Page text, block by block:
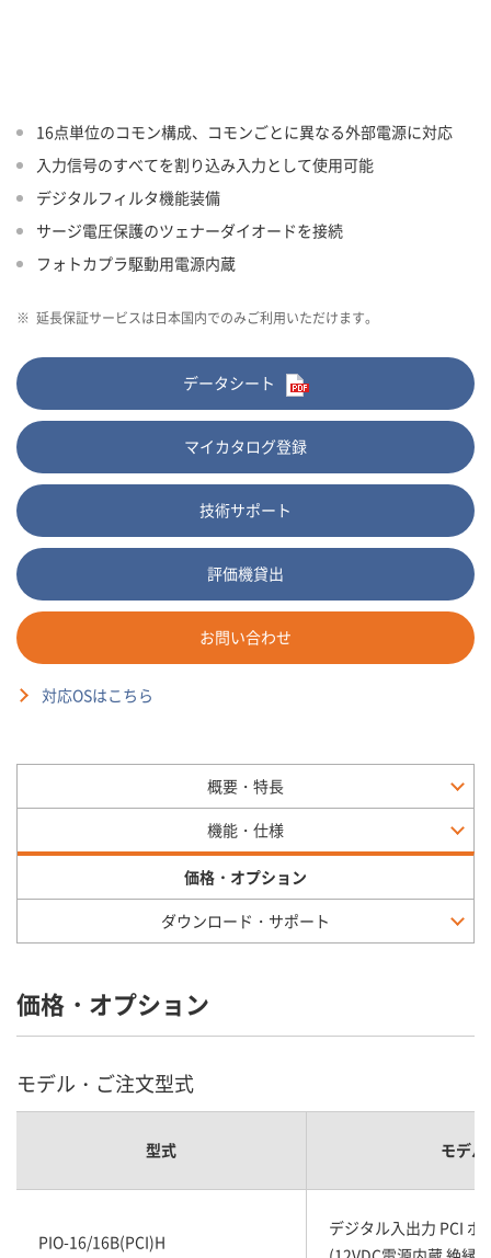
16点単位のコモン構成、コモンごとに異なる外部電源に対応
入力信号のすべてを割り込み入力として使用可能
デジタルフィルタ機能装備
サージ電圧保護のツェナーダイオードを接続
フォトカプラ駆動用電源内蔵
※ 延長保証サービスは日本国内でのみご利用いただけます。
データシート
マイカタログ登録
技術サポート
評価機貸出
お問い合わせ
対応OSはこちら
概要・特長
機能・仕様
価格・オプション
ダウンロード・サポート
価格・オプション
モデル・ご注文型式
型式 モデル
PIO-16/16B(PCI)H
デジタル入出力 PCI